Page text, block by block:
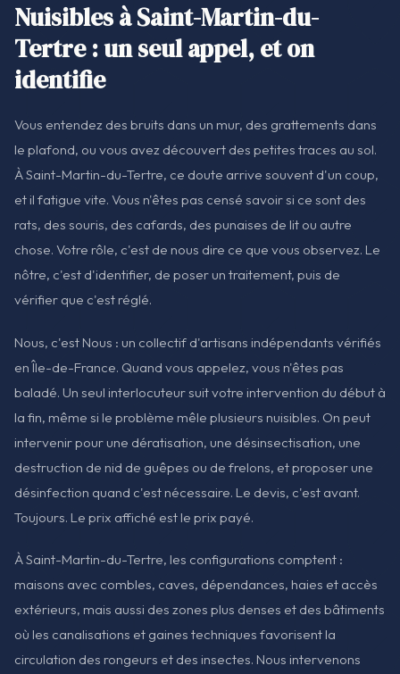
Nuisibles à Saint-Martin-du-
Tertre : un seul appel, et on
identifie
Vous entendez des bruits dans un mur, des grattements dans
le plafond, ou vous avez découvert des petites traces au sol.
À Saint-Martin-du-Tertre, ce doute arrive souvent d'un coup,
et il fatigue vite. Vous n'êtes pas censé savoir si ce sont des
rats, des souris, des cafards, des punaises de lit ou autre
chose. Votre rôle, c'est de nous dire ce que vous observez. Le
nôtre, c'est d'identifier, de poser un traitement, puis de
vérifier que c'est réglé.
Nous, c'est Nous : un collectif d'artisans indépendants vérifiés
en Île-de-France. Quand vous appelez, vous n'êtes pas
baladé. Un seul interlocuteur suit votre intervention du début à
la fin, même si le problème mêle plusieurs nuisibles. On peut
intervenir pour une dératisation, une désinsectisation, une
destruction de nid de guêpes ou de frelons, et proposer une
désinfection quand c'est nécessaire. Le devis, c'est avant.
Toujours. Le prix affiché est le prix payé.
À Saint-Martin-du-Tertre, les configurations comptent :
maisons avec combles, caves, dépendances, haies et accès
extérieurs, mais aussi des zones plus denses et des bâtiments
où les canalisations et gaines techniques favorisent la
circulation des rongeurs et des insectes. Nous intervenons